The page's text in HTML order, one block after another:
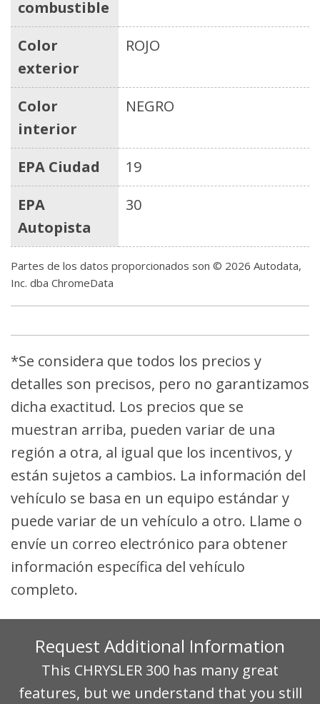
combustible
Color
exterior
ROJO
Color
interior
NEGRO
EPA Ciudad
19
EPA
Autopista
30
Partes de los datos proporcionados son © 2026 Autodata,
Inc. dba ChromeData
*Se considera que todos los precios y
detalles son precisos, pero no garantizamos
dicha exactitud. Los precios que se
muestran arriba, pueden variar de una
región a otra, al igual que los incentivos, y
están sujetos a cambios. La información del
vehículo se basa en un equipo estándar y
puede variar de un vehículo a otro. Llame o
envíe un correo electrónico para obtener
información específica del vehículo
completo.
Request Additional Information
This CHRYSLER 300 has many great
features, but we understand that you still